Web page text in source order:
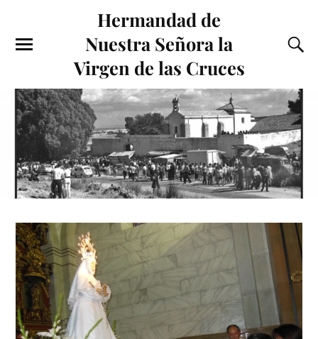
Hermandad de
Nuestra Señora la
Virgen de las Cruces